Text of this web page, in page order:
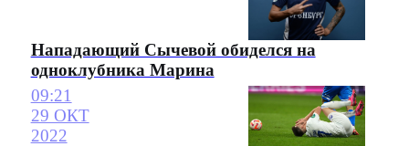
Нападающий Сычевой обиделся на
одноклубника Марина
09:21
29 ОКТ
2022